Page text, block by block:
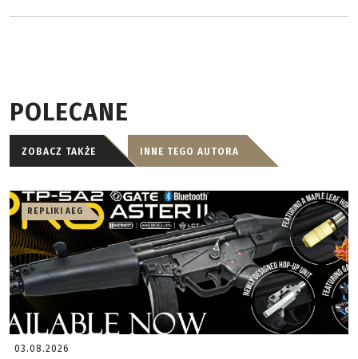
POLECANE
ZOBACZ TAKŻE INNE TEGO AUTORA
REPLIKI AEG
03.08.2026